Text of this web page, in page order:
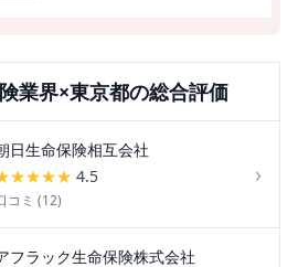
業界×東京都の総合評価
日生命保険相互会社
★★★★ 4.5
コミ (12)
›
フラック生命保険株式会社